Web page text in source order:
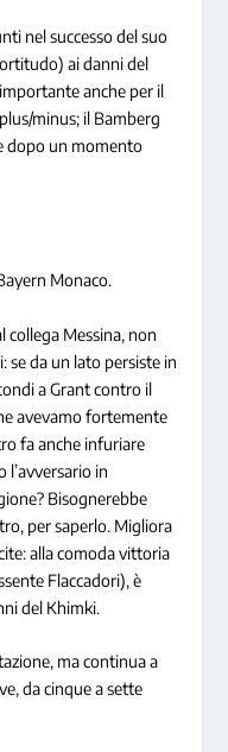
nel successo del suo
ai danni del
anche per il
minus; il Bamberg
dopo un momento
Monaco.
Messina, non
se da un lato persiste in
a Grant contro il
avevamo fortemente
fa anche infuriare
l’avversario in
Bisognerebbe
per saperlo. Migliora
alla comoda vittoria
Flaccadori), è
del Khimki.
ma continua a
da cinque a sette